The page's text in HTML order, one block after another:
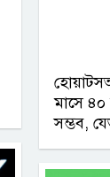
মাসে ৪০
সম্ভব,